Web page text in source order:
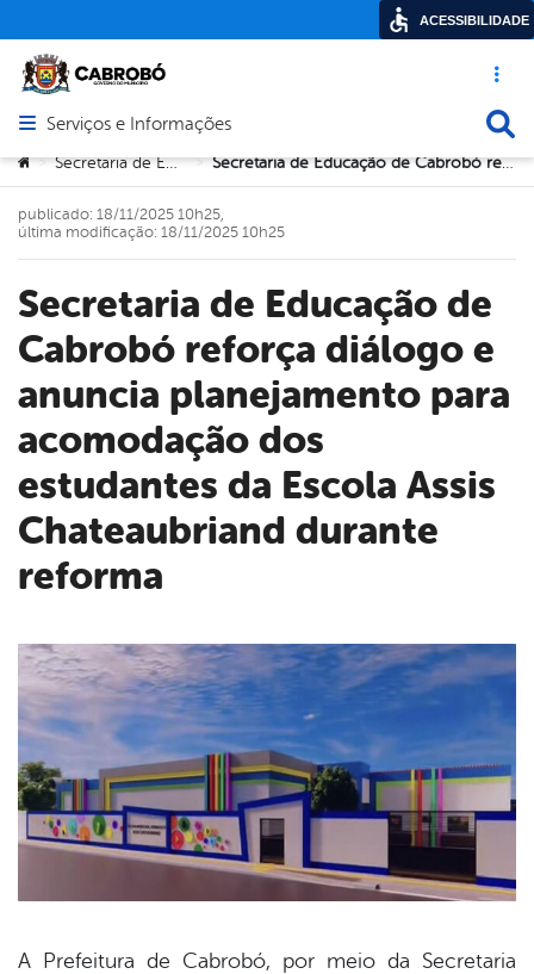
Acesso
Abrir menu principal de navegação
Serviços e Informações
Você está aqui:
> Secretaria de Educação > Secretaria de Educação de Cabrobó reforça diálogo e anuncia planejamento para acomodação dos estudantes da Escola Assis Chateaubriand durante reforma
Secretaria de Educação de
Cabrobó reforça diálogo e
anuncia planejamento para
acomodação dos
estudantes da Escola Assis
Chateaubriand durante
reforma
publicado: 18/11/2025 10h25,
última modificação: 18/11/2025 10h25
A Prefeitura de Cabrobó, por meio da Secretaria
ACESSIBILIDADE